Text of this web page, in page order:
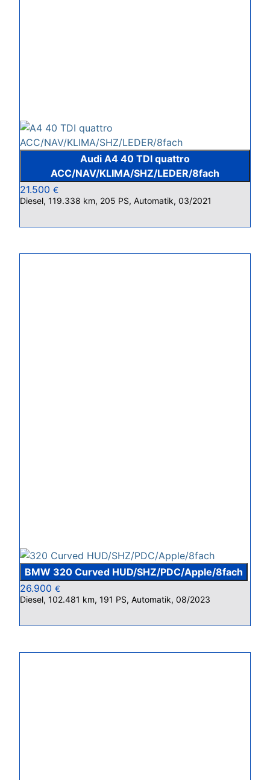
Audi A4 40 TDI quattro
ACC/NAV/KLIMA/SHZ/LEDER/8fach
21.500 €
Diesel, 119.338 km, 205 PS, Automatik, 03/2021
BMW 320 Curved HUD/SHZ/PDC/Apple/8fach
26.900 €
Diesel, 102.481 km, 191 PS, Automatik, 08/2023